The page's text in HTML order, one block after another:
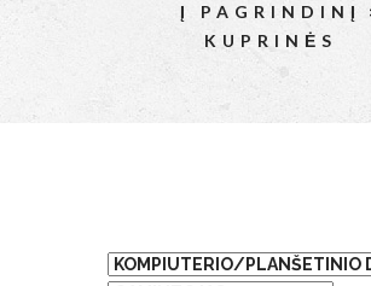
Į PAGRINDINĮ
KUPRINĖS